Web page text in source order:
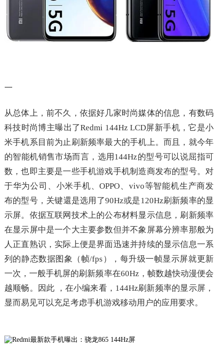
一
从总体上，前不久，依据好几家时尚媒体的信息，有数码
科技时尚博主曝出了Redmi 144Hz LCD屏新手机，它是小
米手机系目前为止刷新频率最大的手机上。而且，就今年
的智能机销售市场而言，选用144Hz的型号可以说屈指可
数，也即主要是一些手机游戏手机制造商发布的型号。对
于华为公司、小米手机、OPPO、vivo等智能机生产商发
布的型号，关键還是选用了90Hz或是120Hz刷新频率的显
示屏。依据互联网技术上的公布材料显示信息，刷新频率
在显示屏中是一个大主要参数但并不象屏幕分辨率那般为
人正直熟识，实际上便是界面迅速并持续的显示信息一系
列的静态数据图象（帧/fps），每升级一帧显示屏就更新
一次，一般手机屏的刷新频率在60Hz，帧数越快动漫便会
越顺畅。因此 ，在小编来看，144Hz刷新频率的显示屏，
显而易见可以充足考虑手机游戏移动用户的应用要求。